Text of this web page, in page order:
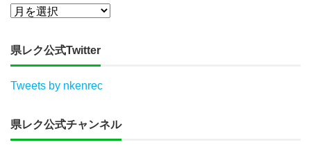
県レク公式Twitter
Tweets by nkenrec
県レク公式チャンネル